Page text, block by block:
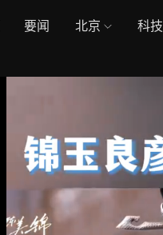
要闻 北京 科技